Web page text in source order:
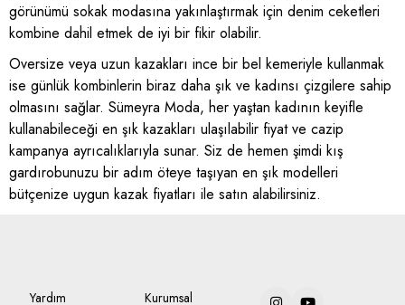
görünümü sokak modasına yakınlaştırmak için denim ceketleri
kombine dahil etmek de iyi bir fikir olabilir.
Oversize veya uzun kazakları ince bir bel kemeriyle kullanmak
ise günlük kombinlerin biraz daha şık ve kadınsı çizgilere sahip
olmasını sağlar. Sümeyra Moda, her yaştan kadının keyifle
kullanabileceği en şık kazakları ulaşılabilir fiyat ve cazip
kampanya ayrıcalıklarıyla sunar. Siz de hemen şimdi kış
gardırobunuzu bir adım öteye taşıyan en şık modelleri
bütçenize uygun kazak fiyatları ile satın alabilirsiniz.
Yardım Kurumsal